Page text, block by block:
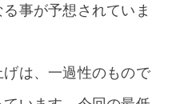
事が予想されていま
は、一過性のもので